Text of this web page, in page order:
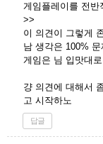
게임플레이를 전반
>>
이 의견이 그렇게
남 생각은 100%
게임은 님 입맛대
걍 의견에 대해서
고 시작하노
답글